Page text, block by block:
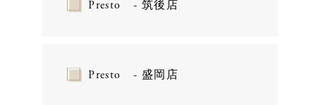
Presto - 筑後店
Presto - 盛岡店